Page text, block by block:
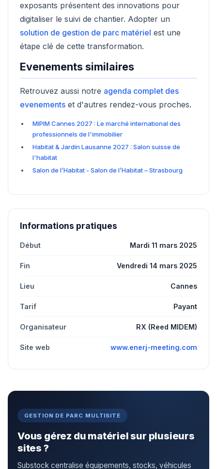
exposants présentent des innovations pour
digitaliser le suivi de chantier. Adopter un
solution de gestion de parc matériel est une
étape clé de cette transformation.
Evenements similaires
Retrouvez aussi notre agenda complet des
evenements et d'autres rendez-vous proches.
MIPIM Cannes 2027 : Le marché international des
professionnels de l'immobilier
Habitat & Jardin Lausanne 2027 : Salon suisse de
l'habitat
Salon de l’Habitat - Salon de l’Habitat – Strasbourg
Informations pratiques
Début Mardi 11 mars 2025
Fin Vendredi 14 mars 2025
Lieu Cannes
Tarif Payant
Organisateur RX (Reed MIDEM)
Site web www.enerj-meeting.com
GESTION DE PARC MULTISITE
Vous gérez du matériel sur plusieurs
sites ?
Substock centralise équipements, stocks, véhicules